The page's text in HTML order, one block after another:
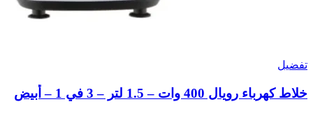
تفضيل
خلاط كهرباء رويال 400 وات – 1.5 لتر – 3 في 1 – أبيض